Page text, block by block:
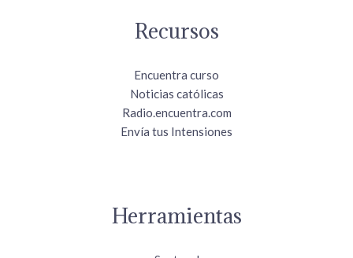
Recursos
Encuentra curso
Noticias católicas
Radio.encuentra.com
Envía tus Intensiones
Herramientas